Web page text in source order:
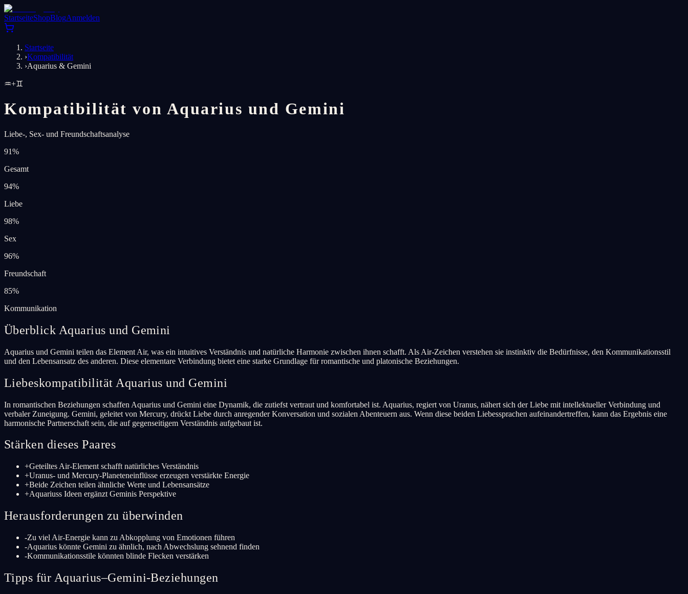
StartseiteShopBlogAnmelden
Startseite
›Kompatibilität
›Aquarius & Gemini
♒+♊
Kompatibilität von Aquarius und Gemini
Liebe-, Sex- und Freundschaftsanalyse
91%
Gesamt
94%
Liebe
98%
Sex
96%
Freundschaft
85%
Kommunikation
Überblick Aquarius und Gemini
Aquarius und Gemini teilen das Element Air, was ein intuitives Verständnis und natürliche Harmonie zwischen ihnen schafft. Als Air-Zeichen verstehen sie instinktiv die Bedürfnisse, den Kommunikationsstil
und den Lebensansatz des anderen. Diese elementare Verbindung bietet eine starke Grundlage für romantische und platonische Beziehungen.
Liebeskompatibilität Aquarius und Gemini
In romantischen Beziehungen schaffen Aquarius und Gemini eine Dynamik, die zutiefst vertraut und komfortabel ist. Aquarius, regiert von Uranus, nähert sich der Liebe mit intellektueller Verbindung und
verbaler Zuneigung. Gemini, geleitet von Mercury, drückt Liebe durch anregender Konversation und sozialen Abenteuern aus. Wenn diese beiden Liebessprachen aufeinandertreffen, kann das Ergebnis eine
harmonische Partnerschaft sein, die auf gegenseitigem Verständnis aufgebaut ist.
Stärken dieses Paares
+Geteiltes Air-Element schafft natürliches Verständnis
+Uranus- und Mercury-Planeteneinflüsse erzeugen verstärkte Energie
+Beide Zeichen teilen ähnliche Werte und Lebensansätze
+Aquariuss Ideen ergänzt Geminis Perspektive
Herausforderungen zu überwinden
-Zu viel Air-Energie kann zu Abkopplung von Emotionen führen
-Aquarius könnte Gemini zu ähnlich, nach Abwechslung sehnend finden
-Kommunikationsstile könnten blinde Flecken verstärken
Tipps für Aquarius–Gemini-Beziehungen